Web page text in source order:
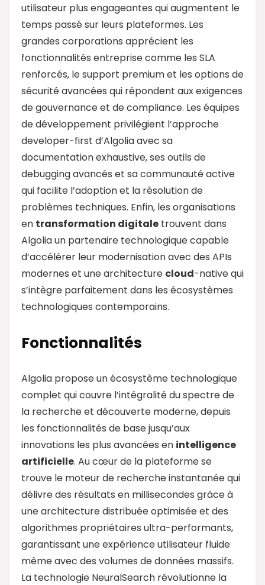
utilisateur plus engageantes qui augmentent le
temps passé sur leurs plateformes. Les
grandes corporations apprécient les
fonctionnalités entreprise comme les SLA
renforcés, le support premium et les options de
sécurité avancées qui répondent aux exigences
de gouvernance et de compliance. Les équipes
de développement privilégient l’approche
developer-first d’Algolia avec sa
documentation exhaustive, ses outils de
debugging avancés et sa communauté active
qui facilite l’adoption et la résolution de
problèmes techniques. Enfin, les organisations
en transformation digitale trouvent dans
Algolia un partenaire technologique capable
d’accélérer leur modernisation avec des APIs
modernes et une architecture cloud-native qui
s’intègre parfaitement dans les écosystèmes
technologiques contemporains.
Fonctionnalités
Algolia propose un écosystème technologique
complet qui couvre l’intégralité du spectre de
la recherche et découverte moderne, depuis
les fonctionnalités de base jusqu’aux
innovations les plus avancées en intelligence
artificielle. Au cœur de la plateforme se
trouve le moteur de recherche instantanée qui
délivre des résultats en millisecondes grâce à
une architecture distribuée optimisée et des
algorithmes propriétaires ultra-performants,
garantissant une expérience utilisateur fluide
même avec des volumes de données massifs.
La technologie NeuralSearch révolutionne la